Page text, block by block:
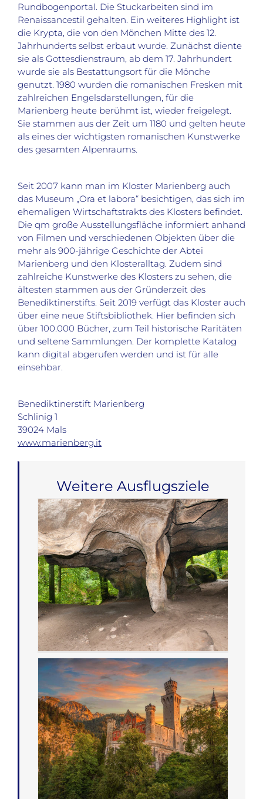
Rundbogenportal. Die Stuckarbeiten sind im
Renaissancestil gehalten. Ein weiteres Highlight ist
die Krypta, die von den Mönchen Mitte des 12.
Jahrhunderts selbst erbaut wurde. Zunächst diente
sie als Gottesdienstraum, ab dem 17. Jahrhundert
wurde sie als Bestattungsort für die Mönche
genutzt. 1980 wurden die romanischen Fresken mit
zahlreichen Engelsdarstellungen, für die
Marienberg heute berühmt ist, wieder freigelegt.
Sie stammen aus der Zeit um 1180 und gelten heute
als eines der wichtigsten romanischen Kunstwerke
des gesamten Alpenraums.
Seit 2007 kann man im Kloster Marienberg auch
das Museum „Ora et labora“ besichtigen, das sich im
ehemaligen Wirtschaftstrakts des Klosters befindet.
Die qm große Ausstellungsfläche informiert anhand
von Filmen und verschiedenen Objekten über die
mehr als 900-jährige Geschichte der Abtei
Marienberg und den Klosteralltag. Zudem sind
zahlreiche Kunstwerke des Klosters zu sehen, die
ältesten stammen aus der Gründerzeit des
Benediktinerstifts. Seit 2019 verfügt das Kloster auch
über eine neue Stiftsbibliothek. Hier befinden sich
über 100.000 Bücher, zum Teil historische Raritäten
und seltene Sammlungen. Der komplette Katalog
kann digital abgerufen werden und ist für alle
einsehbar.
Benediktinerstift Marienberg
Schlinig 1
39024 Mals
www.marienberg.it
Weitere Ausflugsziele